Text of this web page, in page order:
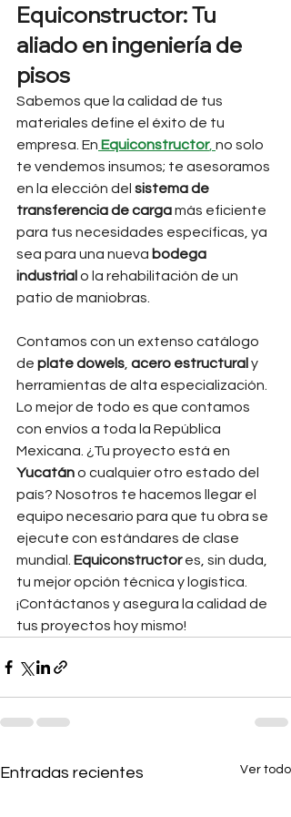
Equiconstructor: Tu
aliado en ingeniería de
pisos
Sabemos que la calidad de tus
materiales define el éxito de tu
empresa. En Equiconstructor, no solo
te vendemos insumos; te asesoramos
en la elección del sistema de
transferencia de carga más eficiente
para tus necesidades específicas, ya
sea para una nueva bodega
industrial o la rehabilitación de un
patio de maniobras.
Contamos con un extenso catálogo
de plate dowels acero estructural y
herramientas de alta especialización.
Lo mejor de todo es que contamos
con envíos a toda la República
Mexicana. ¿Tu proyecto está en
Yucatán o cualquier otro estado del
país? Nosotros te hacemos llegar el
equipo necesario para que tu obra se
ejecute con estándares de clase
mundial. Equiconstructor es, sin duda,
tu mejor opción técnica y logística.
¡Contáctanos y asegura la calidad de
tus proyectos hoy mismo!
Entradas recientes Ver todo